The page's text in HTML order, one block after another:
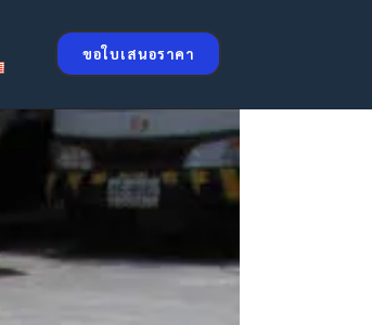
ขอใบเสนอราคา